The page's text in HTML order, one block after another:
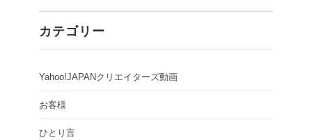
カテゴリー
Yahoo!JAPANクリエイターズ動画
お客様
ひとり言